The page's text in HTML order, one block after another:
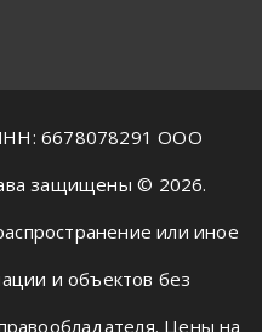
6678078291 ООО
защищены © 2026.
или иное
и объектов без
Цены на